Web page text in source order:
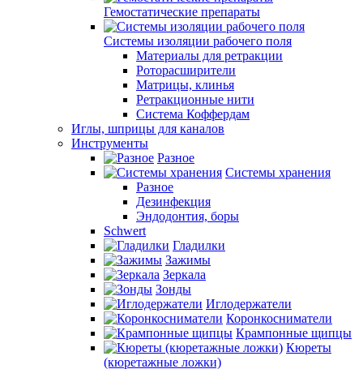
Гемостатические препараты
Системы изоляции рабочего поля
Материалы для ретракции
Роторасширители
Матрицы, клинья
Ретракционные нити
Система Коффердам
Иглы, шприцы для каналов
Инструменты
Разное
Системы хранения
Разное
Дезинфекция
Эндодонтия, боры
Schwert
Гладилки
Зажимы
Зеркала
Зонды
Иглодержатели
Коронкосниматели
Крампонные щипцы
Кюреты
(кюретажные ложки)